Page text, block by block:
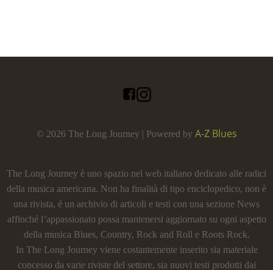
© 2026 The Long Journey | Powered by A-Z Blues
The Long Journey è uno spazio nel web italiano dedicato alle radici
della musica americana. Non ha finalità di tipo enciclopedico, non è
una rivista, é un archivio di articoli e testi con una sezione News
affinché l’appassionato possa mantenersi aggiornato su ogni aspetto
della musica Blues, Country, Rock and Roll e Roots Rock.
In The Long Journey viene costantemente inserito sia materiale
concesso da varie riviste del settore, sia nuovi testi prodotti dai